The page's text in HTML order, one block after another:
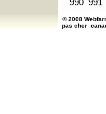
990 991
© 2008
pas cher